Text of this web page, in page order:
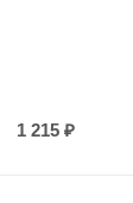
1 215 ₽